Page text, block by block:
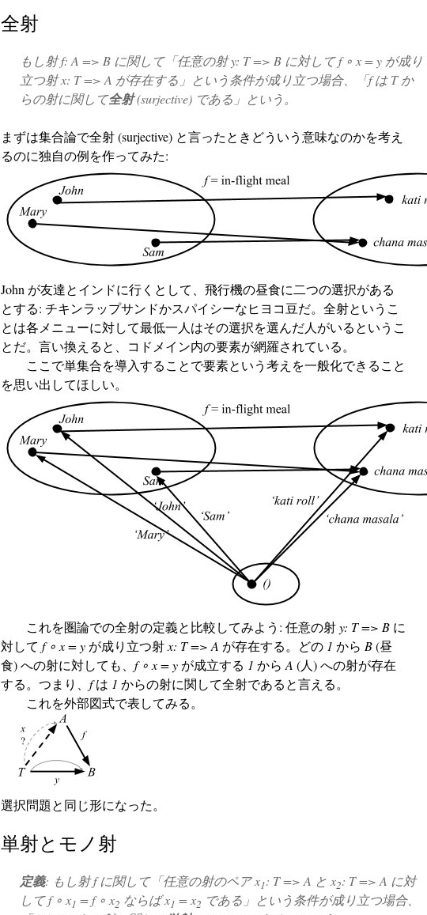
全射
もし射f: A => B に関して「任意の射y: T => B に対してf ∘ x = y が成り
立つ射x: T => A が存在する」という条件が成り立つ場合、「f は T か
らの射に関して全射(surjective) である」という。
まずは集合論で全射 (surjective) と言ったときどういう意味なのかを考え
るのに独自の例を作ってみた:
John が友達とインドに行くとして、飛行機の昼食に二つの選択がある
とする: チキンラップサンドかスパイシーなヒヨコ豆だ。全射というこ
とは各メニューに対して最低一人はその選択を選んだ人がいるというこ
とだ。言い換えると、コドメイン内の要素が網羅されている。
ここで単集合を導入することで要素という考えを一般化できること
を思い出してほしい。
これを圏論での全射の定義と比較してみよう: 任意の射y: T => B に
対して f ∘ x = y が成り立つ射x: T => A が存在する。どの 1 から B(昼
食) への射に対しても、 f ∘ x = y が成立する 1 から A (人) への射が存在
する。つまり、 fは 1 からの射に関して全射であると言える。
これを外部図式で表してみる。
選択問題と同じ形になった。
単射とモノ射
定義: もし射fに関して「任意の射のペアx1: T => A と x2: T => A に対
してf ∘ x1 = f ∘ x2 ならばx1 = x2 である」という条件が成り立つ場合、